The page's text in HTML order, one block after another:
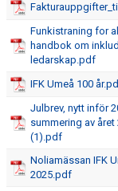
Funkistraning for
handbok om
ledarskap.pdf
IFK Umeå 100
Julbrev, nytt inför
summering av året
(1).pdf
Noliamässan IFK
2025.pdf